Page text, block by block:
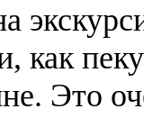
как
Это